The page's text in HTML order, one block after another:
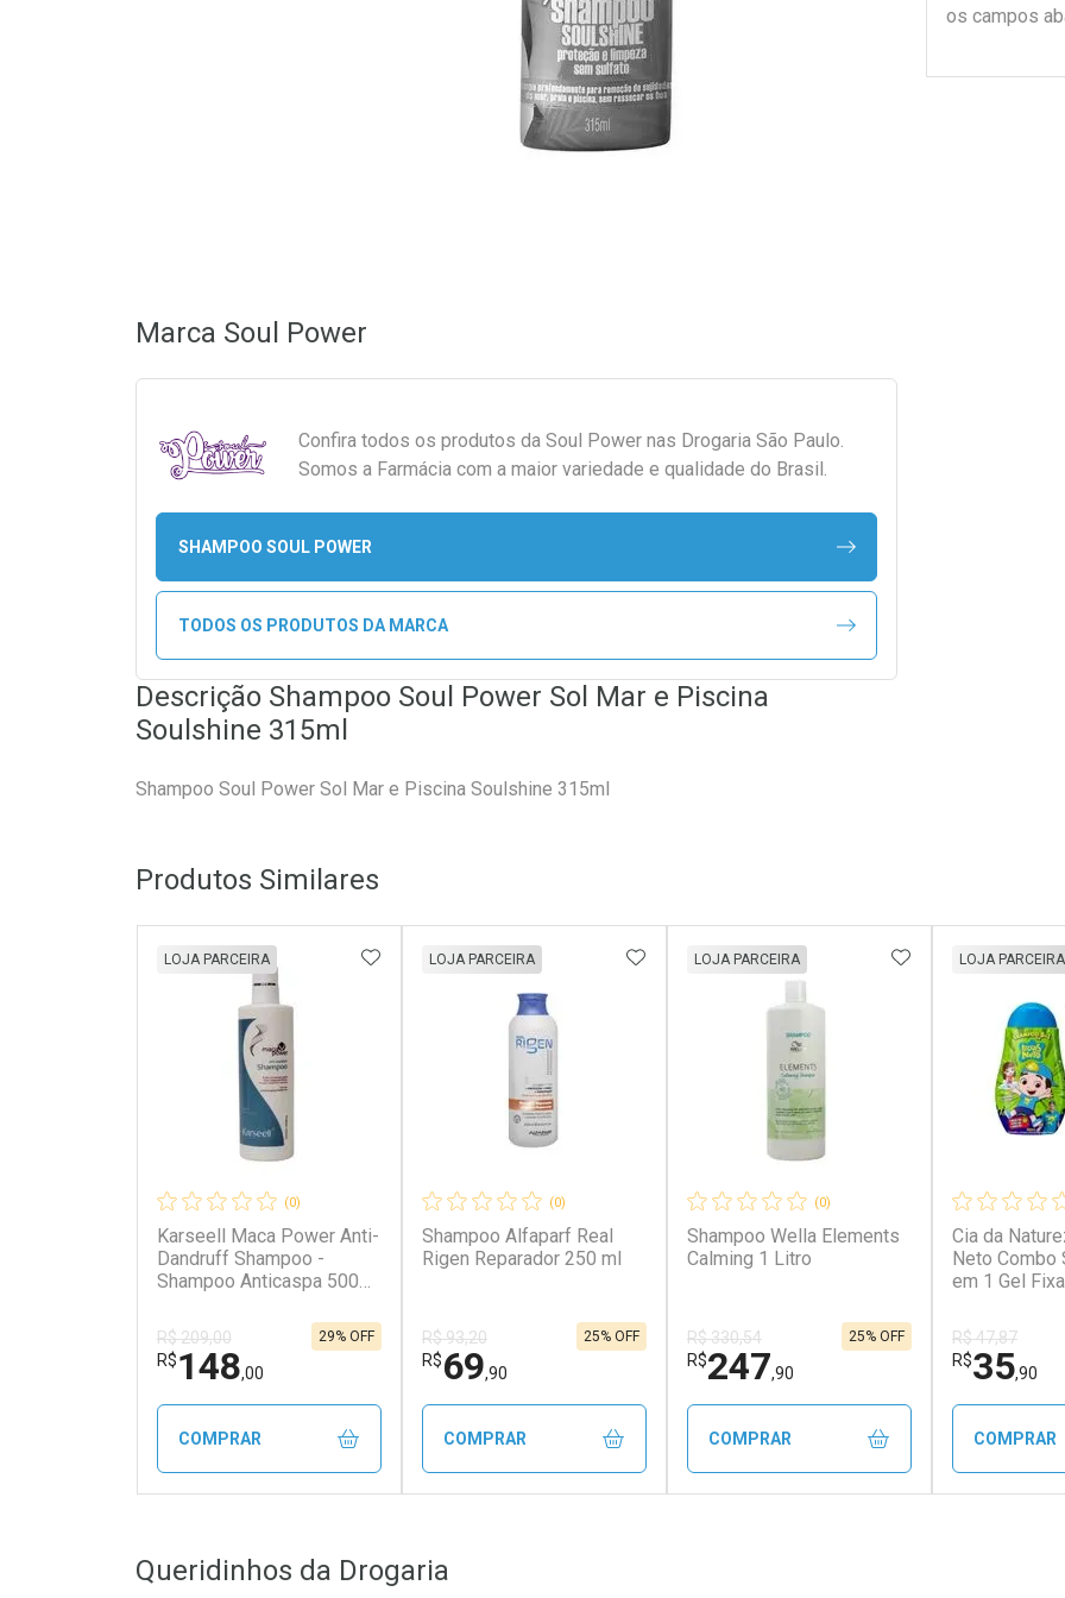
os campos
Marca Soul Power
Confira todos os produtos da Soul Power nas Drogaria São Paulo.
Somos a Farmácia com a maior variedade e qualidade do Brasil.
SHAMPOO SOUL POWER
TODOS OS PRODUTOS DA MARCA
Descrição Shampoo Soul Power Sol Mar e Piscina
Soulshine 315ml
Shampoo Soul Power Sol Mar e Piscina Soulshine 315ml
Produtos Similares
(0)
Karseell Maca Power Anti-
Dandruff Shampoo -
Shampoo Anticaspa 500ml
LOJA PARCEIRA
R$ 209,00
R$148,00
29% OFF
ADICIONAR AOS FAVORITOS
COMPRAR
Laboratório
Por Menos
(0)
Shampoo Alfaparf Real
Rigen Reparador 250 ml
LOJA PARCEIRA
R$ 93,20
R$69,90
25% OFF
ADICIONAR AOS FAVORITOS
COMPRAR
Laboratório
Por Menos
(0)
Shampoo Wella Elements
Calming 1 Litro
LOJA PARCEIRA
R$ 330,54
R$247,90
25% OFF
ADICIONAR AOS
COMPRAR
Cia da
Neto Combo
em 1 Gel
LOJA PARCEIRA
R$ 47,87
R$35,90
COMPRAR
Queridinhos da Drogaria